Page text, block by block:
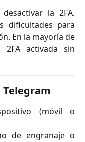
desactivar la 2FA.
dificultades para
En la mayoría de
2FA activada sin
Telegram
(móvil o
de engranaje o